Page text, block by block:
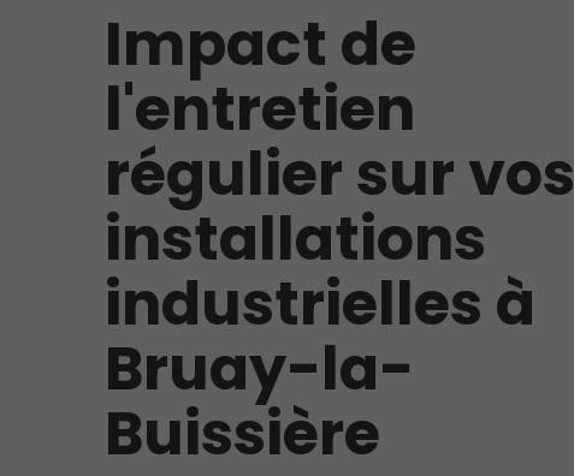
Impact de
l'entretien
régulier sur vos
installations
industrielles à
Bruay-la-
Buissière